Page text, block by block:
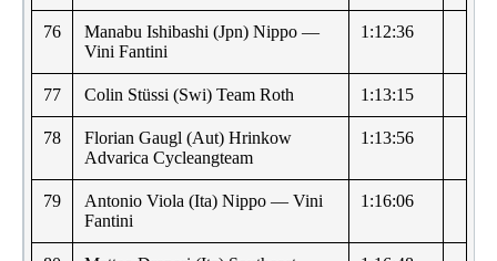
76
Manabu Ishibashi (Jpn) Nippo —
Vini Fantini
1:12:36
77 Colin Stüssi (Swi) Team Roth 1:13:15
78
Florian Gaugl (Aut) Hrinkow
Advarica Cycleangteam
1:13:56
79
Antonio Viola (Ita) Nippo — Vini
Fantini
1:16:06